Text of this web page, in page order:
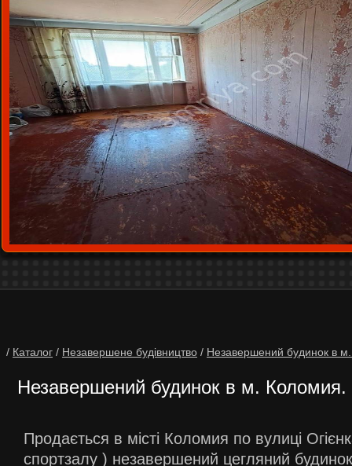
/ Каталог / Незавершене будівництво / Незавершений будинок в
Незавершений будинок в м. Коломия.
Продається в місті Коломия по вулиці
спортзалу ) незавершений цегляний